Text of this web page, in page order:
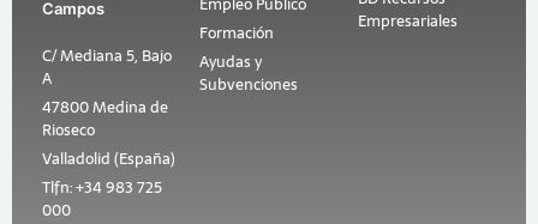
Campos
C/ Mediana 5, Bajo
A
47800 Medina de
Rioseco
Valladolid (España)
Tlfn: +34 983 725
000
Formación
Ayudas y
Subvenciones
Empresariales